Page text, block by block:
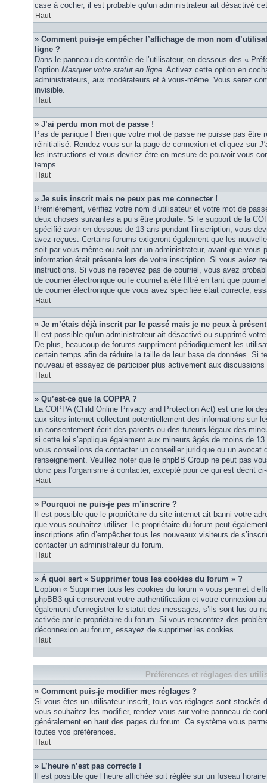
case à cocher, il est probable qu’un administrateur ait désactivé
Haut
» Comment puis-je empêcher l’affichage de mon nom
ligne ?
Dans le panneau de contrôle de l’utilisateur, en-dessous des «
l’option Masquer votre statut en ligne. Activez cette option en
administrateurs, aux modérateurs et à vous-même. Vous serez
invisible.
Haut
» J’ai perdu mon mot de passe !
Pas de panique ! Bien que votre mot de passe ne puisse pas être
réinitialisé. Rendez-vous sur la page de connexion et cliquez sur
les instructions et vous devriez être en mesure de pouvoir vous
temps.
Haut
» Je suis inscrit mais ne peux pas me connecter !
Premièrement, vérifiez votre nom d’utilisateur et votre mot de
deux choses suivantes a pu s’être produite. Si le support de la
spécifié avoir en dessous de 13 ans pendant l’inscription, vous
avez reçues. Certains forums exigeront également que les
soit par vous-même ou soit par un administrateur, avant que vous
information était présente lors de votre inscription. Si vous aviez
instructions. Si vous ne recevez pas de courriel, vous avez
de courrier électronique ou le courriel a été filtré en tant que
de courrier électronique que vous avez spécifiée était correcte,
Haut
» Je m’étais déjà inscrit par le passé mais je ne peux à
Il est possible qu’un administrateur ait désactivé ou supprimé
De plus, beaucoup de forums suppriment périodiquement les
certain temps afin de réduire la taille de leur base de données. Si
nouveau et essayez de participer plus activement aux
Haut
» Qu’est-ce que la COPPA ?
La COPPA (Child Online Privacy and Protection Act) est une loi
aux sites internet collectant potentiellement des informations sur
un consentement écrit des parents ou des tuteurs légaux des
si cette loi s’applique également aux mineurs âgés de moins de
vous conseillons de contacter un conseiller juridique ou un avocat
renseignement. Veuillez noter que le phpBB Group ne peut pas
donc pas l’organisme à contacter, excepté pour ce qui est décrit
Haut
» Pourquoi ne puis-je pas m’inscrire ?
Il est possible que le propriétaire du site internet ait banni votre
que vous souhaitez utiliser. Le propriétaire du forum peut
inscriptions afin d’empêcher tous les nouveaux visiteurs de
contacter un administrateur du forum.
Haut
» À quoi sert « Supprimer tous les cookies du forum » ?
L’option « Supprimer tous les cookies du forum » vous permet
phpBB3 qui conservent votre authentification et votre connexion
également d’enregistrer le statut des messages, s’ils sont lus ou
activée par le propriétaire du forum. Si vous rencontrez des
déconnexion au forum, essayez de supprimer les cookies.
Haut
Préférences et réglages des
» Comment puis-je modifier mes réglages ?
Si vous êtes un utilisateur inscrit, tous vos réglages sont stockés
vous souhaitez les modifier, rendez-vous sur votre panneau de
généralement en haut des pages du forum. Ce système vous
toutes vos préférences.
Haut
» L’heure n’est pas correcte !
Il est possible que l’heure affichée soit réglée sur un fuseau